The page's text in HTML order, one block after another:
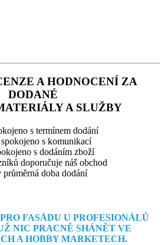
A HODNOCENÍ ZA
DODANÉ
A SLUŽBY
s termínem dodání
spokojeno s komunikací
s dodáním zboží
doporučuje náš obchod
průměrná doba dodání
FASÁDU U PROFESIONÁLŮ
NIC PRACNĚ SHÁNĚT VE
A HOBBY MARKETECH.